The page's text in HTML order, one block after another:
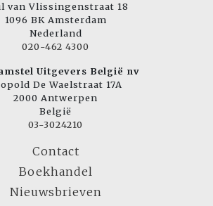
van Vlissingenstraat 18
1096 BK Amsterdam
Nederland
020-462 4300
Uitgevers België nv
De Waelstraat 17A
2000 Antwerpen
België
03-3024210
Contact
Boekhandel
Nieuwsbrieven